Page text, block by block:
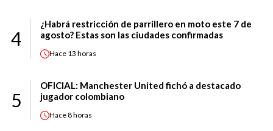
4
¿Habrá restricción de parrillero en moto este 7 de
agosto? Estas son las ciudades confirmadas
Hace 13 horas
5
OFICIAL: Manchester United fichó a destacado
jugador colombiano
Hace8 horas